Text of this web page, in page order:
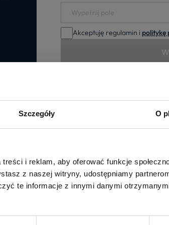
Szczegóły O
i reklam, aby oferować funkcje
z naszej witryny, udostępniamy
te informacje z innymi danymi
Akceptuję regulamin i politykę
Zalety
Działka zlokalizowana
doskonałe miejsce na
popularnych sklepów,